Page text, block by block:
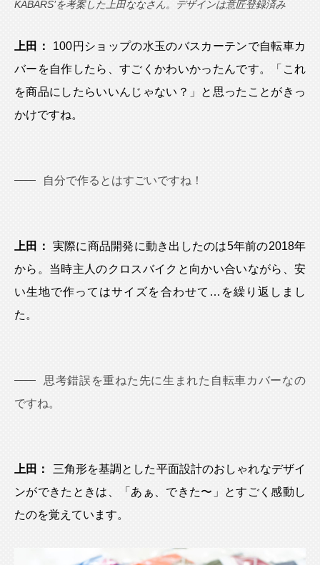
KABARS’を考案した上田ななさん。デザインは意匠登録済み
上田：
100円ショップの水玉のバスカーテンで自転車カ
バーを自作したら、すごくかわいかったんです。「これ
を商品にしたらいいんじゃない？」と思ったことがきっ
かけですね。
自分で作るとはすごいですね！
上田：
実際に商品開発に動き出したのは5年前の2018年
から。当時主人のクロスバイクと向かい合いながら、安
い生地で作ってはサイズを合わせて…を繰り返しまし
た。
思考錯誤を重ねた先に生まれた自転車カバーなの
ですね。
上田：
三角形を基調とした平面設計のおしゃれなデザイ
ンができたときは、「あぁ、できた〜」とすごく感動し
たのを覚えています。